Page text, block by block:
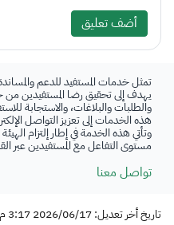
أضف تعليق
تمثل خدمات المستفيد للدعم
يهدف إلى تحقيق رضا المستفيدين من
والطلبات والبلاغات، والاستجابة
هذه الخدمات إلى تعزيز التواصل
وتأتي هذه الخدمة في إطار إلتزام
مستوى التفاعل مع المستفيدين عبر
تواصل معنا
تاريخ أخر تعديل: 2026/06/17 3:17 م